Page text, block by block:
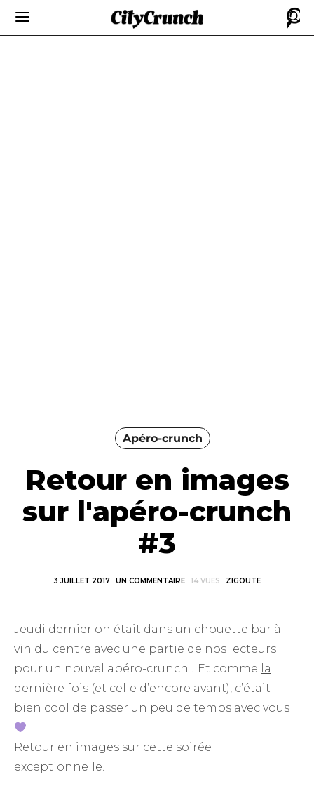
Apéro-crunch
Retour en images
sur l'apéro-crunch
#3
3 JUILLET 2017 UN COMMENTAIRE 14 VUES ZIGOUTE
Jeudi dernier on était dans un chouette bar à
vin du centre avec une partie de nos lecteurs
pour un nouvel apéro-crunch ! Et comme la
dernière fois (et celle d’encore avant), c’était
bien cool de passer un peu de temps avec vous
Retour en images sur cette soirée
exceptionnelle.